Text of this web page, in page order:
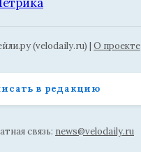
(velodaily.ru) | О проекте
в редакцию
связь: news@velodaily.ru